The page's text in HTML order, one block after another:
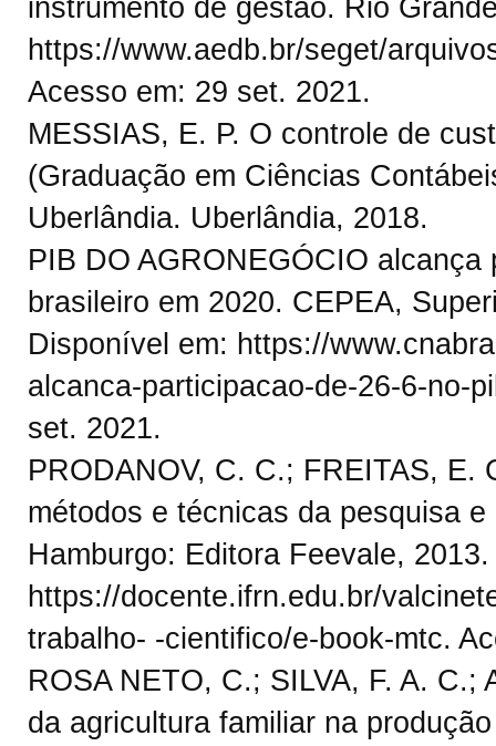
instrumento de gestão. Rio
https://www.aedb.br/seget/
Acesso em: 29 set. 2021.
MESSIAS, E. P. O controle de
(Graduação em Ciências
Uberlândia. Uberlândia, 2018.
PIB DO AGRONEGÓCIO
brasileiro em 2020. CEPEA,
Disponível em: https://
alcanca-participacao-de-26-6-no-
set. 2021.
PRODANOV, C. C.; FREITAS, E.
métodos e técnicas da pesquisa
Hamburgo: Editora Feevale,
https://docente.ifrn.edu.br/
trabalho- -cientifico/e-book-mtc.
ROSA NETO, C.; SILVA, F. A.
da agricultura familiar na